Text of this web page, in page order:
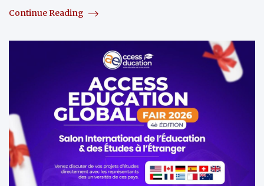
Continue Reading